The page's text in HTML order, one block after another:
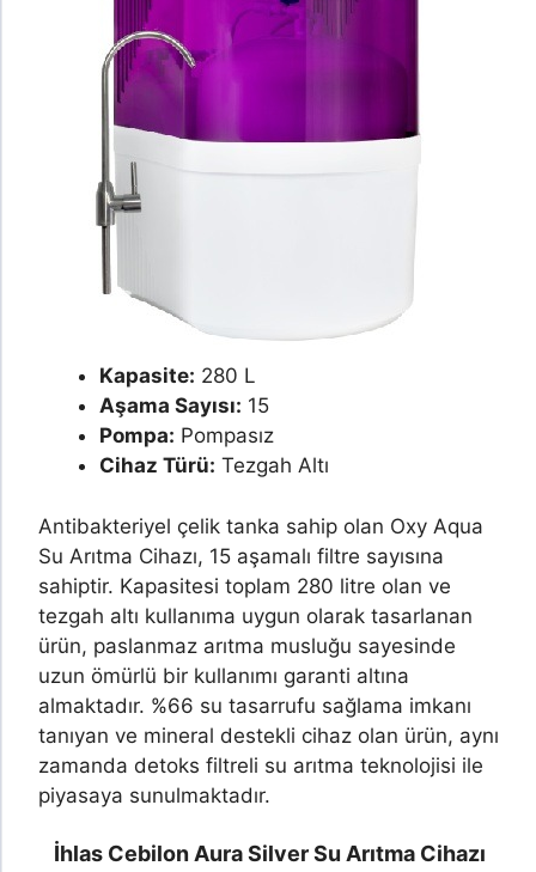
Kapasite: 280 L
Aşama Sayısı: 15
Pompa: Pompasız
Cihaz Türü: Tezgah Altı
Antibakteriyel çelik tanka sahip olan Oxy Aqua
Su Arıtma Cihazı, 15 aşamalı filtre sayısına
sahiptir. Kapasitesi toplam 280 litre olan ve
tezgah altı kullanıma uygun olarak tasarlanan
ürün, paslanmaz arıtma musluğu sayesinde
uzun ömürlü bir kullanımı garanti altına
almaktadır. %66 su tasarrufu sağlama imkanı
tanıyan ve mineral destekli cihaz olan ürün, aynı
zamanda detoks filtreli su arıtma teknolojisi ile
piyasaya sunulmaktadır.
İhlas Cebilon Aura Silver Su Arıtma Cihazı